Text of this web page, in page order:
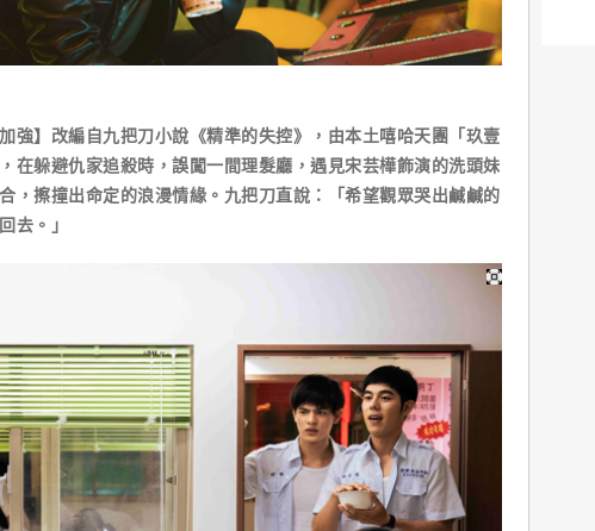
強】改編自九把刀小說《精準的失控》，由本土嘻哈天團「玖壹
在躲避仇家追殺時，誤闖一間理髮廳，遇見宋芸樺飾演的洗頭妹
，擦撞出命定的浪漫情緣。九把刀直說：「希望觀眾哭出鹹鹹的
去。」